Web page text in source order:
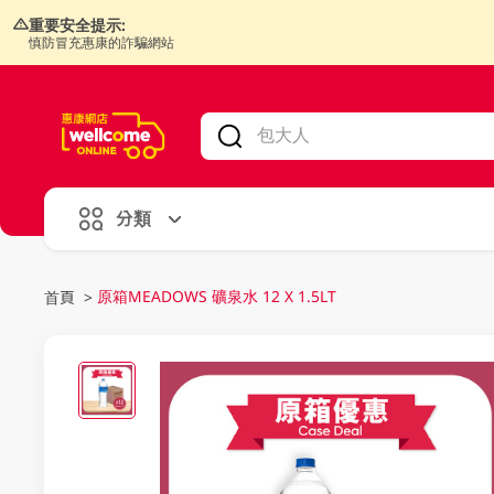
重要安全提示:
慎防冒充惠康的詐騙網站
分類
首頁 > 原箱MEADOWS 礦泉水 12 X 1.5LT